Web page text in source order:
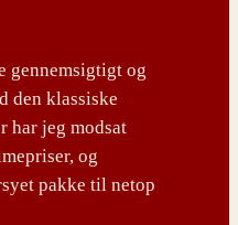
gennemsigtigt og
den klassiske
har jeg modsat
og
pakke til netop